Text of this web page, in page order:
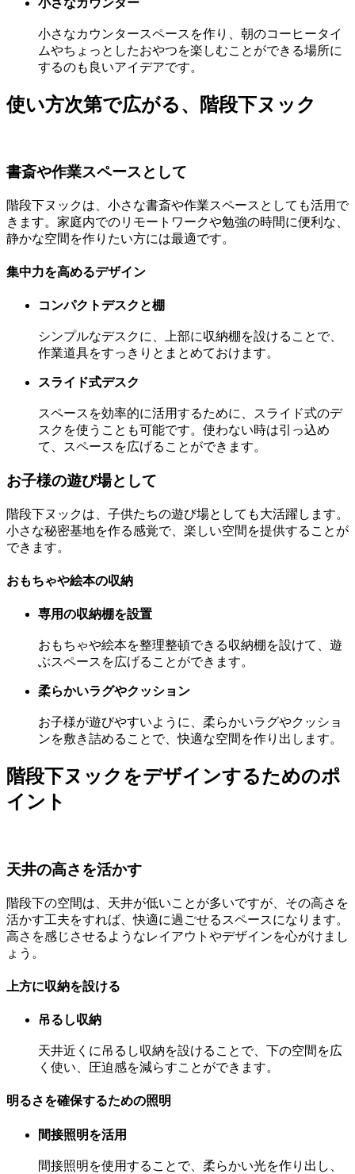
小さなカウンタースペースを作り、朝のコーヒータイ
ムやちょっとしたおやつを楽しむことができる場所に
するのも良いアイデアです。
使い方次第で広がる、階段下ヌック
書斎や作業スペースとして
階段下ヌックは、小さな書斎や作業スペースとしても活用で
きます。家庭内でのリモートワークや勉強の時間に便利な、
静かな空間を作りたい方には最適です。
集中力を高めるデザイン
コンパクトデスクと棚
シンプルなデスクに、上部に収納棚を設けることで、
作業道具をすっきりとまとめておけます。
スライド式デスク
スペースを効率的に活用するために、スライド式のデ
スクを使うことも可能です。使わない時は引っ込め
て、スペースを広げることができます。
お子様の遊び場として
階段下ヌックは、子供たちの遊び場としても大活躍します。
小さな秘密基地を作る感覚で、楽しい空間を提供することが
できます。
おもちゃや絵本の収納
専用の収納棚を設置
おもちゃや絵本を整理整頓できる収納棚を設けて、遊
ぶスペースを広げることができます。
柔らかいラグやクッション
お子様が遊びやすいように、柔らかいラグやクッショ
ンを敷き詰めることで、快適な空間を作り出します。
階段下ヌックをデザインするためのポ
イント
天井の高さを活かす
階段下の空間は、天井が低いことが多いですが、その高さを
活かす工夫をすれば、快適に過ごせるスペースになります。
高さを感じさせるようなレイアウトやデザインを心がけまし
ょう。
上方に収納を設ける
吊るし収納
天井近くに吊るし収納を設けることで、下の空間を広
く使い、圧迫感を減らすことができます。
明るさを確保するための照明
間接照明を活用
間接照明を使用することで、柔らかい光を作り出し、